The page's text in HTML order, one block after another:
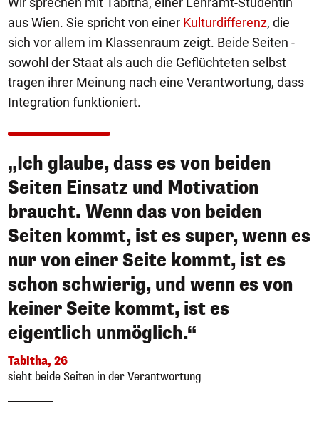
aus Wien. Sie spricht von einer Kulturdifferenz, die
sich vor allem im Klassenraum zeigt. Beide Seiten -
sowohl der Staat als auch die Geflüchteten selbst
tragen ihrer Meinung nach eine Verantwortung, dass
Integration funktioniert.
„Ich glaube, dass es von beiden
Seiten Einsatz und Motivation
braucht. Wenn das von beiden
Seiten kommt, ist es super, wenn es
nur von einer Seite kommt, ist es
schon schwierig, und wenn es von
keiner Seite kommt, ist es
eigentlich unmöglich.“
Tabitha, 26
sieht beide Seiten in der Verantwortung